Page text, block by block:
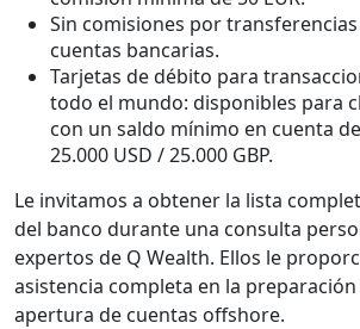
Sin comisiones por
cuentas bancarias.
Tarjetas de débito para
todo el mundo: disponibles para
con un saldo mínimo en cuenta
25.000 USD / 25.000 GBP.
Le invitamos a obtener la lista
del banco durante una consulta
expertos de Q Wealth. Ellos le
asistencia completa en la
apertura de cuentas offshore.